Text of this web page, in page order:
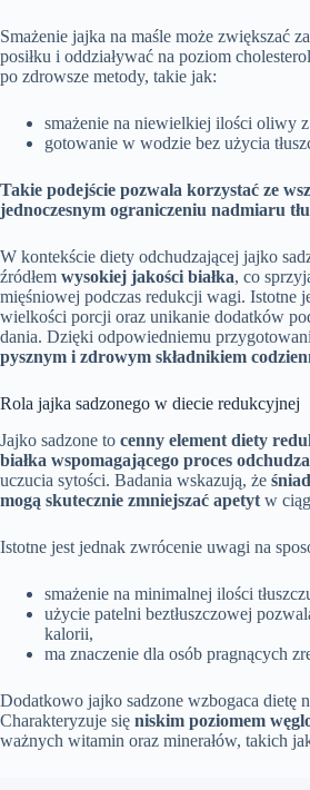
Smażenie jajka na maśle może zwiększać
posiłku i oddziaływać na poziom
po zdrowsze metody, takie jak:
smażenie na niewielkiej ilości oliwy
gotowanie w wodzie bez użycia
Takie podejście pozwala korzystać ze
jednoczesnym ograniczeniu nadmiaru
W kontekście diety odchudzającej jajko
źródłem wysokiej jakości białka, co
mięśniowej podczas redukcji wagi. Istotne
wielkości porcji oraz unikanie dodatków
dania. Dzięki odpowiedniemu
pysznym i zdrowym składnikiem
Rola jajka sadzonego w diecie redukcyjnej
Jajko sadzone to cenny element diety
białka wspomagającego proces
uczucia sytości. Badania wskazują, że
mogą skutecznie zmniejszać apetyt w
Istotne jest jednak zwrócenie uwagi na
smażenie na minimalnej ilości
użycie patelni beztłuszczowej
kalorii,
ma znaczenie dla osób pragnących
Dodatkowo jajko sadzone wzbogaca dietę
Charakteryzuje się niskim poziomem
ważnych witamin oraz minerałów, takich